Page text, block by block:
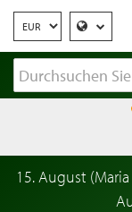
15. August (Maria